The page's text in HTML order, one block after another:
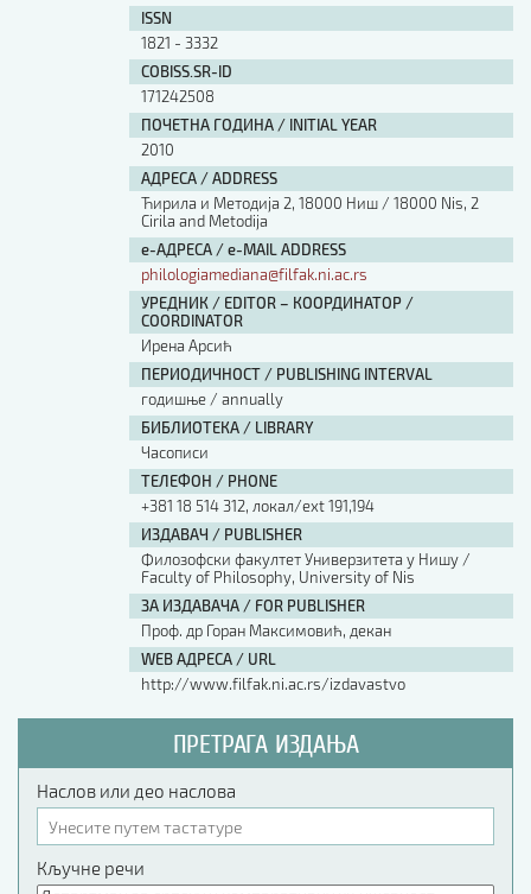
ISSN
1821 - 3332
COBISS.SR-ID
171242508
ПОЧЕТНА ГОДИНА / INITIAL YEAR
2010
АДРЕСА / ADDRESS
Ћирила и Методија 2, 18000 Ниш / 18000 Nis, 2
Cirila and Metodija
е-АДРЕСА / e-MAIL ADDRESS
philologiamediana@filfak.ni.ac.rs
УРЕДНИК / EDITOR – КООРДИНАТОР /
COORDINATOR
Ирена Арсић
ПЕРИОДИЧНОСТ / PUBLISHING INTERVAL
годишње / annually
БИБЛИОТЕКА / LIBRARY
Часописи
ТЕЛЕФОН / PHONE
+381 18 514 312, локал/ext 191,194
ИЗДАВАЧ / PUBLISHER
Филозофски факултет Универзитета у Нишу /
Faculty of Philosophy, University of Nis
ЗА ИЗДАВАЧА / FOR PUBLISHER
Проф. др Горан Максимовић, декан
WEB АДРЕСА / URL
http://www.filfak.ni.ac.rs/izdavastvo
ПРЕТРАГА ИЗДАЊА
Наслов или део наслова
Кључне речи